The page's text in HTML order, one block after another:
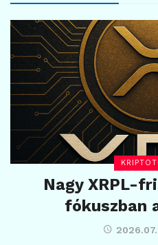
Nagy XRPL-
fókuszban